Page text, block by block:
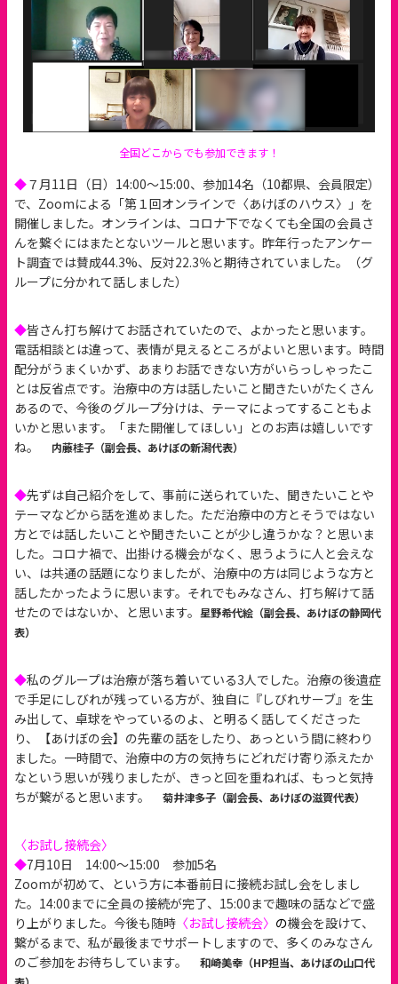
全国どこからでも参加できます！
◆７月11日（日）14:00～15:00、参加14名（10都県、会員限定）
で、Zoomによる「第１回オンラインで〈あけぼのハウス〉」を
開催しました。オンラインは、コロナ下でなくても全国の会員さ
んを繋ぐにはまたとないツールと思います。昨年行ったアンケー
ト調査では賛成44.3%、反対22.3％と期待されていました。（グ
ループに分かれて話しました）
◆皆さん打ち解けてお話されていたので、よかったと思います。
電話相談とは違って、表情が見えるところがよいと思います。時間
配分がうまくいかず、あまりお話できない方がいらっしゃったこ
とは反省点です。治療中の方は話したいこと聞きたいがたくさん
あるので、今後のグループ分けは、テーマによってすることもよ
いかと思います。「また開催してほしい」とのお声は嬉しいです
ね。
内藤桂子（副会長、あけぼの新潟代表）
◆先ずは自己紹介をして、事前に送られていた、聞きたいことや
テーマなどから話を進めました。ただ治療中の方とそうではない
方とでは話したいことや聞きたいことが少し違うかな？と思いま
した。コロナ禍で、出掛ける機会がなく、思うように人と会えな
い、は共通の話題になりましたが、治療中の方は同じような方と
話したかったように思います。それでもみなさん、打ち解けて話
せたのではないか、と思います。 星野希代絵（副会長、あけぼの静岡代
表）
◆私のグループは治療が落ち着いている3人でした。治療の後遺症
で手足にしびれが残っている方が、独自に『しびれサーブ』を生
み出して、卓球をやっているのよ、と明るく話してくださった
り、【あけぼの会】の先輩の話をしたり、あっという間に終わり
ました。一時間で、治療中の方の気持ちにどれだけ寄り添えたか
なという思いが残りましたが、きっと回を重ねれば、もっと気持
ちが繋がると思います。 菊井津多子（副会長、あけぼの滋賀代表）
〈お試し接続会〉
◆7月10日 14:00〜15:00 参加5名
Zoomが初めて、という方に本番前日に接続お試し会をしまし
た。14:00までに全員の接続が完了、15:00まで趣味の話などで盛
り上がりました。今後も随時 〈お試し接続会〉 の機会を設けて、
繋がるまで、私が最後までサポートしますので、多くのみなさん
のご参加をお待ちしています。 和崎美幸（HP担当、あけぼの山口代